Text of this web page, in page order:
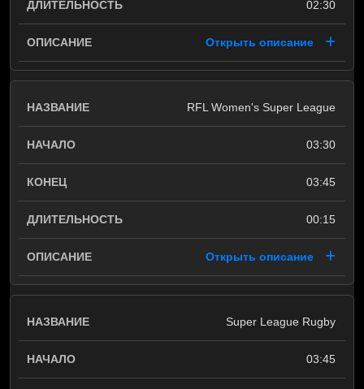
02:30
Открыть описание
RFL Women's Super League
03:30
03:45
00:15
Открыть описание
Super League Rugby
03:45